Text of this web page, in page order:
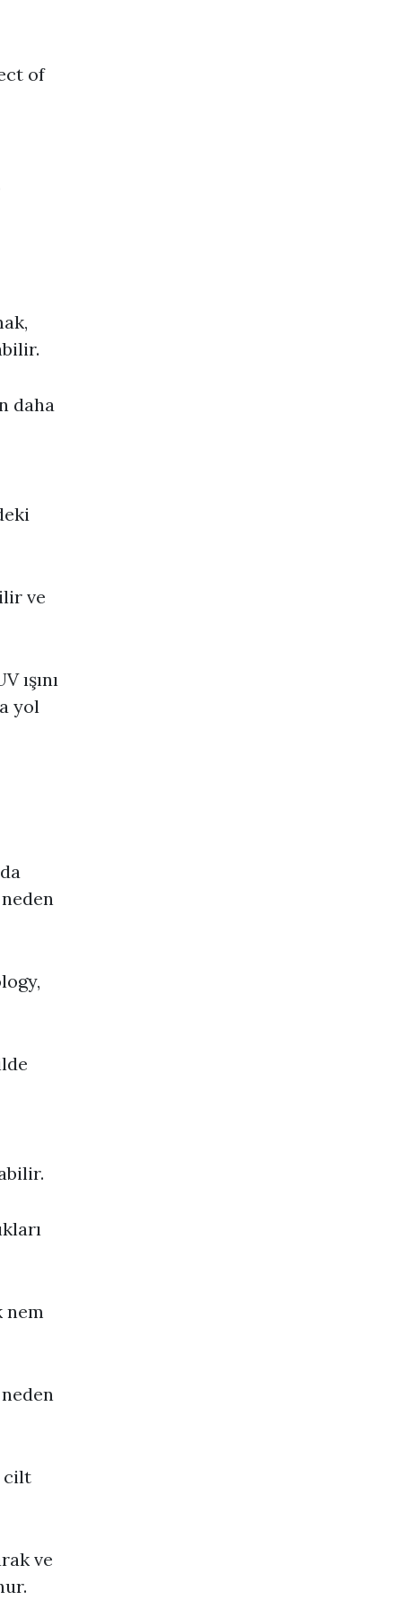
of
daha
ve
ışını
yol
nem
cilt
ve